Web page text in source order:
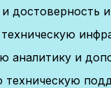
и
аналитику и
техническую